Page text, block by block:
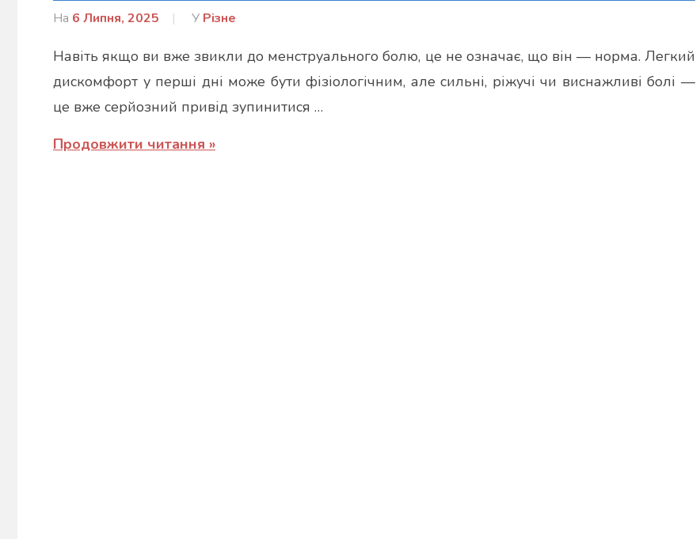
На 6 Липня, 2025
Від
Марина
У Різне
Навіть якщо ви вже звикли до менструального болю, це не означає, що він — норма. Легкий
дискомфорт у перші дні може бути фізіологічним, але сильні, ріжучі чи виснажливі болі —
це вже серйозний привід зупинитися …
Продовжити читання